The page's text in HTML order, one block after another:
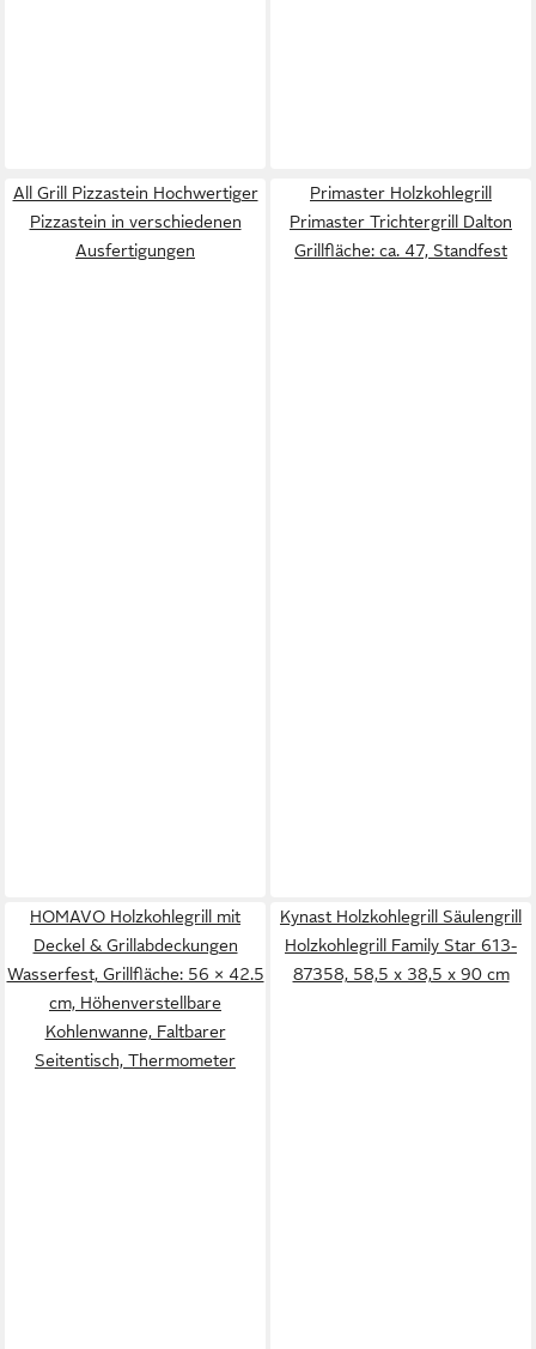
All Grill Pizzastein Hochwertiger
Pizzastein in verschiedenen
Ausfertigungen
Primaster Holzkohlegrill
Primaster Trichtergrill Dalton
Grillfläche: ca. 47, Standfest
HOMAVO Holzkohlegrill mit
Deckel & Grillabdeckungen
Wasserfest, Grillfläche: 56 × 42.5
cm, Höhenverstellbare
Kohlenwanne, Faltbarer
Seitentisch, Thermometer
Kynast Holzkohlegrill Säulengrill
Holzkohlegrill Family Star 613-
87358, 58,5 x 38,5 x 90 cm